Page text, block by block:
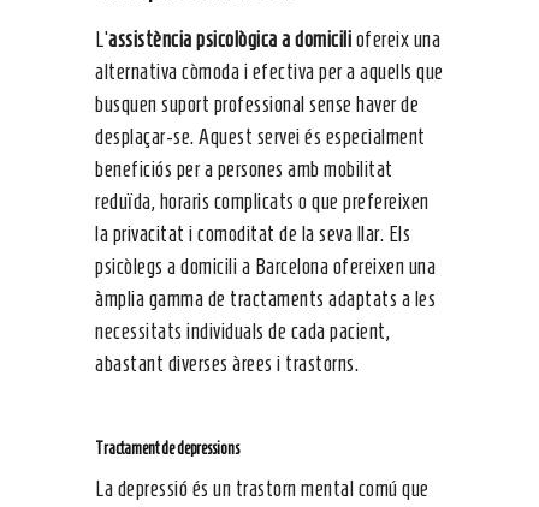
L’assistència psicològica a domicili ofereix una
alternativa còmoda i efectiva per a aquells que
busquen suport professional sense haver de
desplaçar-se. Aquest servei és especialment
beneficiós per a persones amb mobilitat
reduïda, horaris complicats o que prefereixen
la privacitat i comoditat de la seva llar. Els
psicòlegs a domicili a Barcelona ofereixen una
àmplia gamma de tractaments adaptats a les
necessitats individuals de cada pacient,
abastant diverses àrees i trastorns.
Tractament de depressions
La depressió és un trastorn mental comú que